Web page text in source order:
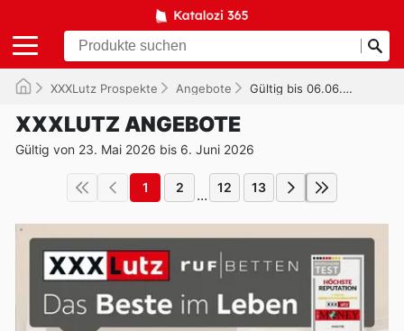
XXXLutz Prospekte Angebote Gültig bis 06.06.2026
XXXLUTZ ANGEBOTE
Gültig von 23. Mai 2026 bis 6. Juni 2026
1 2 ... 12 13